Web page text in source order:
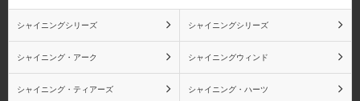
カク エネル
シャイニングシリーズ シャイニングシリーズ
シャイニング・アーク シャイニングウィンド
シャイニング・ティアーズ シャイニング・ハーツ